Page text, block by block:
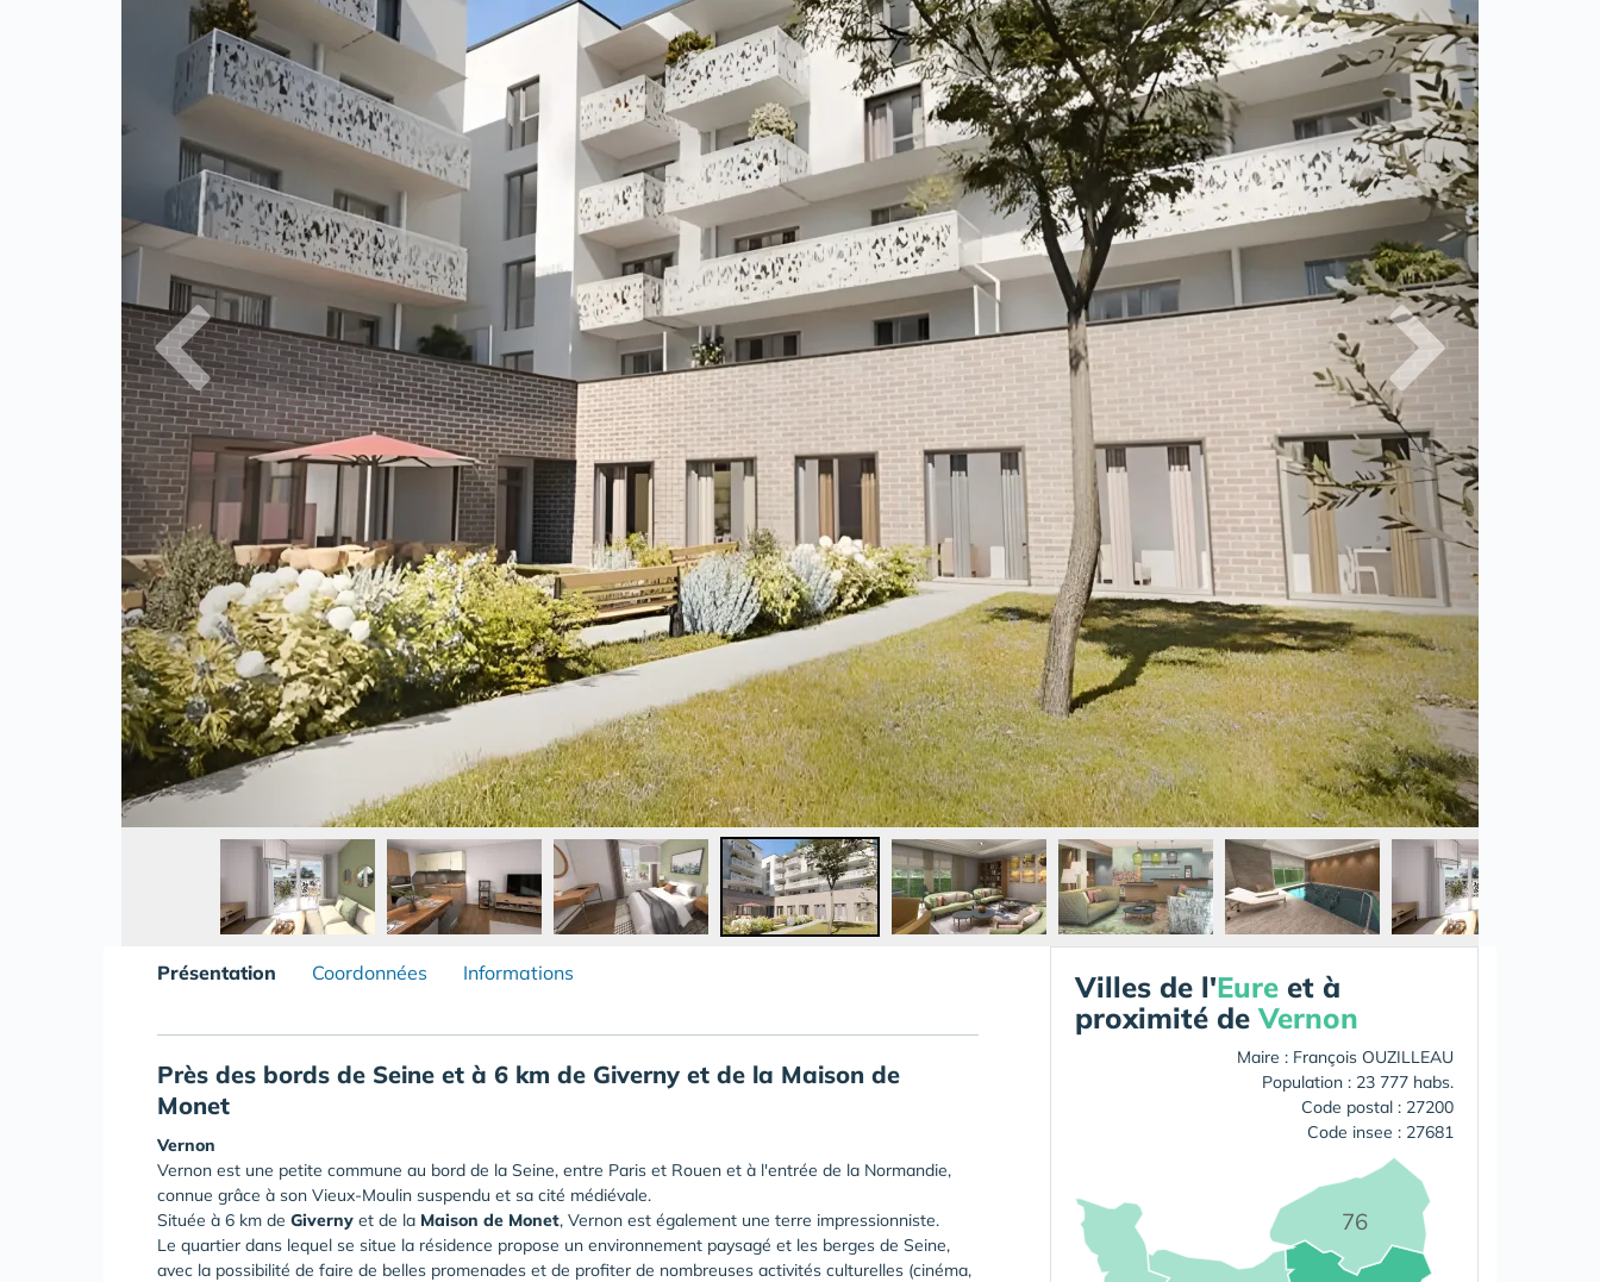
Présentation Coordonnées Informations
Près des bords de Seine et à 6 km de Giverny et de la Maison de
Monet
Vernon
Vernon est une petite commune au bord de la Seine, entre Paris et Rouen et à l'entrée de la Normandie,
connue grâce à son Vieux-Moulin suspendu et sa cité médiévale.
Située à 6 km de Giverny et de la Maison de Monet, Vernon est également une terre impressionniste.
Le quartier dans lequel se situe la résidence propose un environnement paysagé et les berges de Seine,
avec la possibilité de faire de belles promenades et de profiter de nombreuses activités culturelles (cinéma,
Villes de l'Eure et à
proximité deVernon
Maire : François OUZILLEAU
Population : 23 777 habs.
Code postal : 27200
Code insee : 27681
76